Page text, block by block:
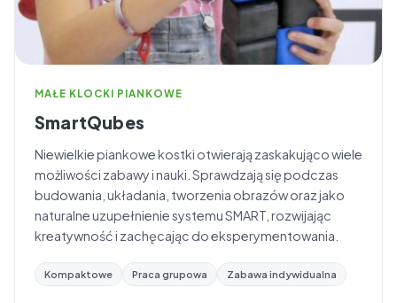
MAŁE KLOCKI PIANKOWE
SmartQubes
Niewielkie piankowe kostki otwierają zaskakująco wiele
możliwości zabawy i nauki. Sprawdzają się podczas
budowania, układania, tworzenia obrazów oraz jako
naturalne uzupełnienie systemu SMART, rozwijając
kreatywność i zachęcając do eksperymentowania.
Kompaktowe Praca grupowa Zabawa indywidualna